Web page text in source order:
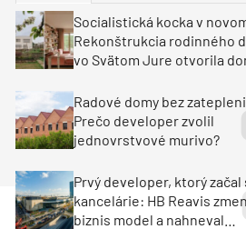
Klimatizácia a vetranie
Milan Murcka
Socialistická kocka v
Rekonštrukcia rodinného
vo Svätom Jure otvorila
Radové domy bez
Prečo developer zvolil
jednovrstvové murivo?
Prvý developer, ktorý
kancelárie: HB Reavis
biznis model a nahneval